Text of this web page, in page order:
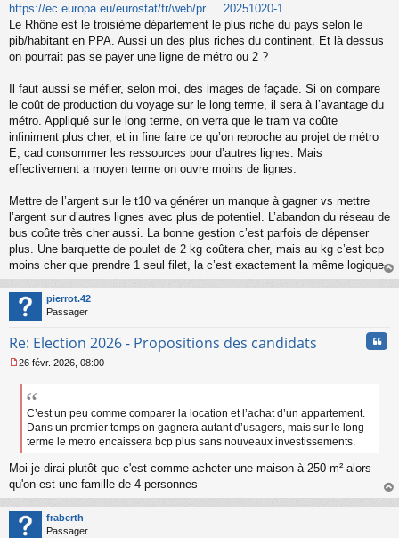
o
n
l
u
https://ec.europa.eu/eurostat/fr/web/pr ... 20251020-1
Le Rhône est le troisième département le plus riche du pays selon le
pib/habitant en PPA. Aussi un des plus riches du continent. Et là dessus
on pourrait pas se payer une ligne de métro ou 2 ?
Il faut aussi se méfier, selon moi, des images de façade. Si on compare
le coût de production du voyage sur le long terme, il sera à l’avantage du
métro. Appliqué sur le long terme, on verra que le tram va coûte
infiniment plus cher, et in fine faire ce qu’on reproche au projet de métro
E, cad consommer les ressources pour d’autres lignes. Mais
effectivement a moyen terme on ouvre moins de lignes.
Mettre de l’argent sur le t10 va générer un manque à gagner vs mettre
l’argent sur d’autres lignes avec plus de potentiel. L’abandon du réseau de
bus coûte très cher aussi. La bonne gestion c’est parfois de dépenser
plus. Une barquette de poulet de 2 kg coûtera cher, mais au kg c’est bcp
moins cher que prendre 1 seul filet, la c’est exactement la même logique.
au
pierrot.42
Passager
Re: Election 2026 - Propositions des candidats
e
e
n
o
l
u
26 févr. 2026, 08:00
C’est un peu comme comparer la location et l’achat d’un appartement.
Dans un premier temps on gagnera autant d’usagers, mais sur le long
terme le metro encaissera bcp plus sans nouveaux investissements.
Moi je dirai plutôt que c'est comme acheter une maison à 250 m² alors
qu'on est une famille de 4 personnes
au
fraberth
Passager